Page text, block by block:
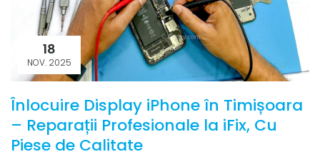
18
NOV. 2025
Înlocuire Display iPhone în Timișoara
– Reparații Profesionale la iFix, Cu
Piese de Calitate